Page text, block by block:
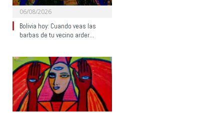
06/08/2026
Bolivia hoy: Cuando veas las
barbas de tu vecino arder…